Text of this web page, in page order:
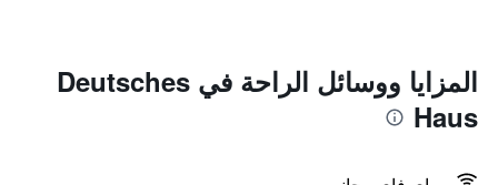
المزايا ووسائل الراحة في Deutsches
Haus